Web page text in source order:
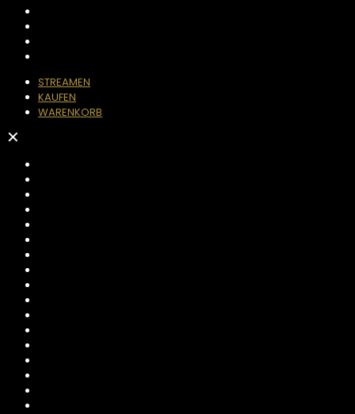
STREAMEN
KAUFEN
WARENKORB
✕